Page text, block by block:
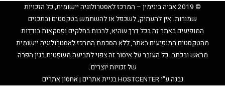
© 2019 אביה בינימין – המרכז לאסטרולוגיה יישומית, כל הזכויות
שמורות. אין להעתיק, לשכפל או להשתמש בטקסטים ובתכנים
המופיעים באתר זה בכל דרך שהיא, לרבות בחלקים ופסקאות בודדות
מהטקסטים המופיעים באתר, ללא הסכמת המרכז לאסטרולוגיה יישומית
מראש ובכתב. כל העובר על איסור זה צפוי לתביעה משפטית בגין הפרה
של זכויות יוצרים.
נבנה ע"יHOSTCENTERבניית אתרים | אחסון אתרים